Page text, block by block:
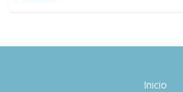
Inicio